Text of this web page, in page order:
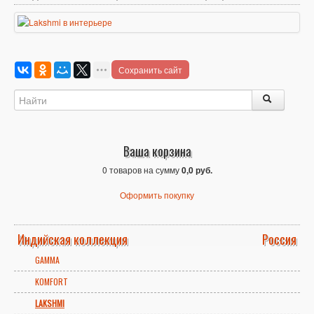
Сохранить сайт
Ваша корзина
0 товаров на сумму0,0 руб.
Оформить покупку
Индийская коллекция Россия
GAMMA
KOMFORT
LAKSHMI